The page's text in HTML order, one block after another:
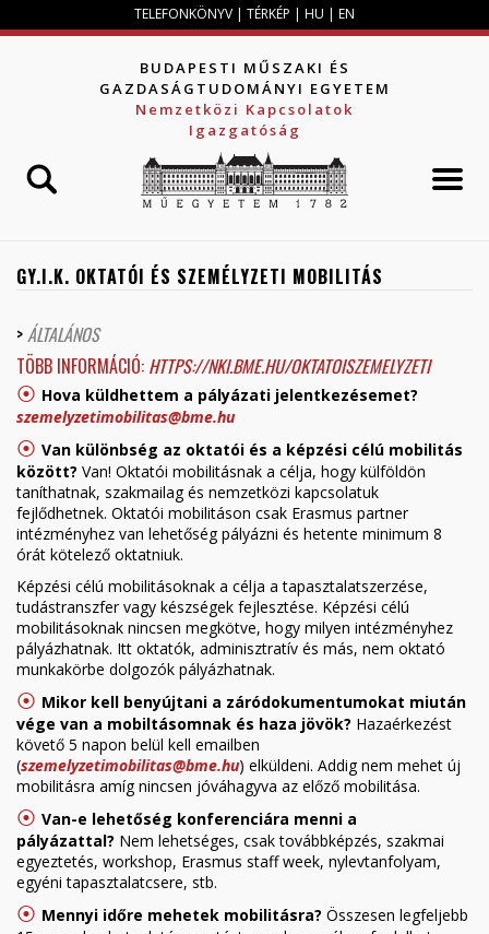
Jump to navigation
TELEFONKÖNYV | TÉRKÉP | HU | EN
BUDAPESTI MŰSZAKI ÉS
GAZDASÁGTUDOMÁNYI EGYETEM
Nemzetközi Kapcsolatok
Igazgatóság
GY.I.K. OKTATÓI ÉS SZEMÉLYZETI MOBILITÁS
> ÁLTALÁNOS
TÖBB INFORMÁCIÓ: HTTPS://NKI.BME.HU/OKTATOISZEMELYZETI
⦿ Hova küldhettem a pályázati jelentkezésemet?
szemelyzetimobilitas@bme.hu
⦿ Van különbség az oktatói és a képzési célú mobilitás
között? Van! Oktatói mobilitásnak a célja, hogy külföldön
taníthatnak, szakmailag és nemzetközi kapcsolatuk
fejlődhetnek. Oktatói mobilitáson csak Erasmus partner
intézményhez van lehetőség pályázni és hetente minimum 8
órát kötelező oktatniuk.
Képzési célú mobilitásoknak a célja a tapasztalatszerzése,
tudástranszfer vagy készségek fejlesztése. Képzési célú
mobilitásoknak nincsen megkötve, hogy milyen intézményhez
pályázhatnak. Itt oktatók, adminisztratív és más, nem oktató
munkakörbe dolgozók pályázhatnak.
⦿ Mikor kell benyújtani a záródokumentumokat miután
vége van a mobiltásomnak és haza jövök? Hazaérkezést
követő 5 napon belül kell emailben
(szemelyzetimobilitas@bme.hu) elküldeni. Addig nem mehet új
mobilitásra amíg nincsen jóváhagyva az előző mobilitása.
⦿ Van-e lehetőség konferenciára menni a
pályázattal? Nem lehetséges, csak továbbképzés, szakmai
egyeztetés, workshop, Erasmus staff week, nylevtanfolyam,
egyéni tapasztalatcsere, stb.
⦿ Mennyi időre mehetek mobilitásra? Összesen legfeljebb